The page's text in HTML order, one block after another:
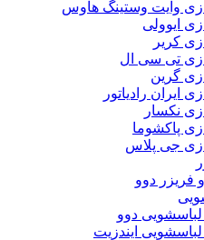
وایت وستینگ هاوس
ایوولی
کریر
تی سی ال
گرین
ایران رادیاتور
نکسار
پاکشوما
جی پلاس
فریزر دوو
دوو
ایندزیت